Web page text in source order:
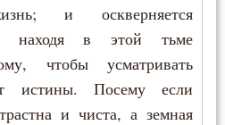
и оскверняется
находя в этой тьме
чтобы усматривать
истины. Посему если
и чиста, а земная